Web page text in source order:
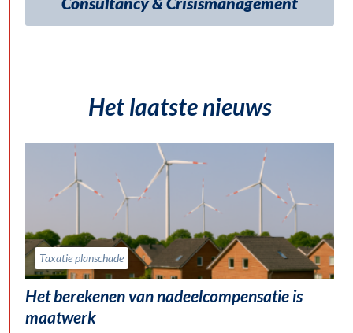
Het laatste nieuws
Taxatie planschade
Het berekenen van nadeelcompensatie is
maatwerk